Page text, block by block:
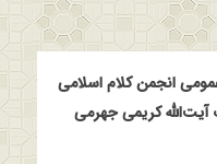
انجمن کلام اسلامی
کریمی جهرمی